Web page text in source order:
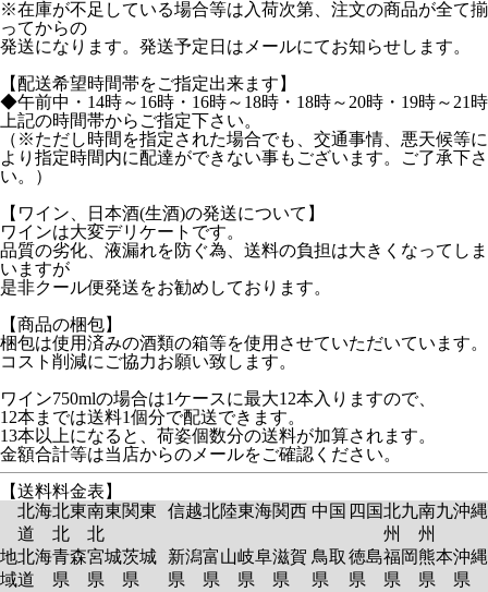
※在庫が不足している場合等は入荷次第、注文の商品が全て揃
ってからの
発送になります。発送予定日はメールにてお知らせします。
【配送希望時間帯をご指定出来ます】
◆午前中・14時～16時・16時～18時・18時～20時・19時～21時
上記の時間帯からご指定下さい。
（※ただし時間を指定された場合でも、交通事情、悪天候等に
より指定時間内に配達ができない事もございます。ご了承下さ
い。）
【ワイン、日本酒(生酒)の発送について】
ワインは大変デリケートです。
品質の劣化、液漏れを防ぐ為、送料の負担は大きくなってしま
いますが
是非クール便発送をお勧めしております。
【商品の梱包】
梱包は使用済みの酒類の箱等を使用させていただいています。
コスト削減にご協力お願い致します。
ワイン750mlの場合は1ケースに最大12本入りますので、
12本までは送料1個分で配送できます。
13本以上になると、荷姿個数分の送料が加算されます。
金額合計等は当店からのメールをご確認ください。
【送料料金表】
北海
道
北東
北
南東
北
関東 信越北陸東海関西 中国 四国北九
州
南九
州
沖縄
地
域
北海
道
青森
県
宮城
県
茨城
県
新潟
県
富山
県
岐阜
県
滋賀
県
鳥取
県
徳島
県
福岡
県
熊本
県
沖縄
県